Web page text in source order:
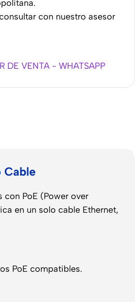
con nuestro asesor
DE VENTA - WHATSAPP
Cable
PoE (Power over
en un solo cable Ethernet,
PoE compatibles.